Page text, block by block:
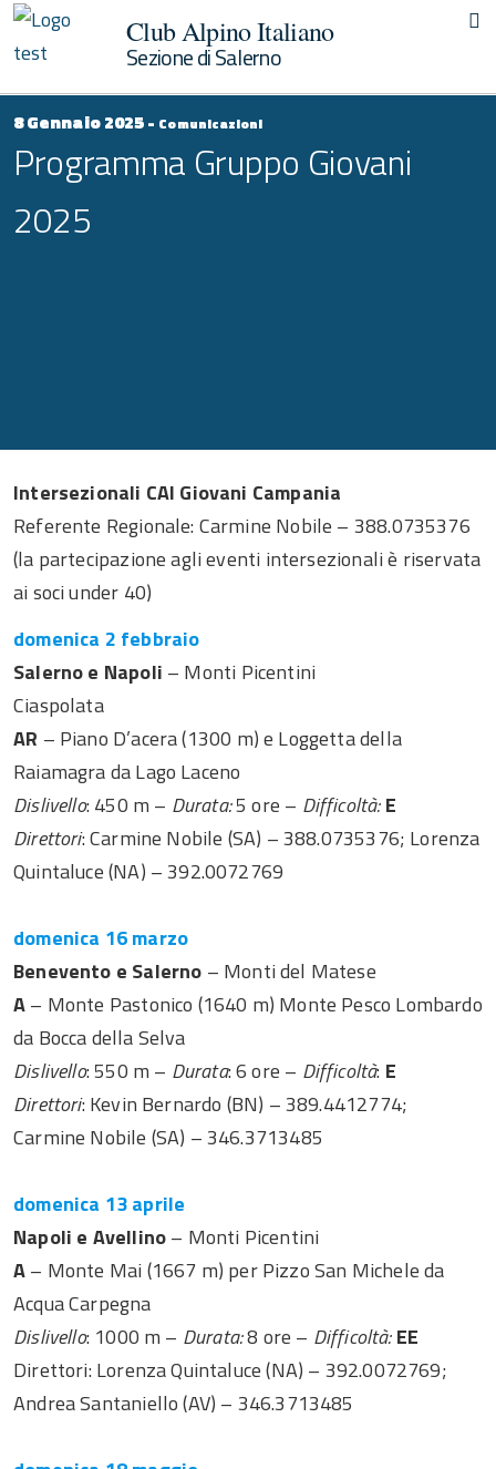
Club Alpino Italiano
Sezione di Salerno
8 Gennaio 2025 - Comunicazioni
Programma Gruppo Giovani
2025
Intersezionali CAI Giovani Campania
Referente Regionale: Carmine Nobile – 388.0735376
(la partecipazione agli eventi intersezionali è riservata
ai soci under 40)
domenica 2 febbraio
Salerno e Napoli – Monti Picentini
Ciaspolata
AR – Piano D’acera (1300 m) e Loggetta della
Raiamagra da Lago Laceno
Dislivello: 450 m – Durata:5 ore – Difficoltà:E
Direttori: Carmine Nobile (SA) – 388.0735376; Lorenza
Quintaluce (NA) – 392.0072769
domenica 16 marzo
Benevento e Salerno – Monti del Matese
A– Monte Pastonico (1640 m) Monte Pesco Lombardo
da Bocca della Selva
Dislivello: 550 m – Durata: 6 ore – Difficoltà: E
Direttori: Kevin Bernardo (BN) – 389.4412774;
Carmine Nobile (SA) – 346.3713485
domenica 13 aprile
Napoli e Avellino– Monti Picentini
A– Monte Mai (1667 m) per Pizzo San Michele da
Acqua Carpegna
Dislivello: 1000 m – Durata:8 ore – Difficoltà:EE
Direttori: Lorenza Quintaluce (NA) – 392.0072769;
Andrea Santaniello (AV) – 346.3713485